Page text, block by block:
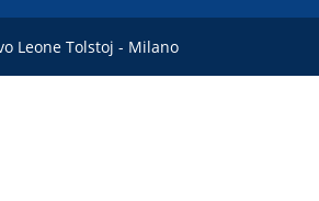
Leone Tolstoj - Milano